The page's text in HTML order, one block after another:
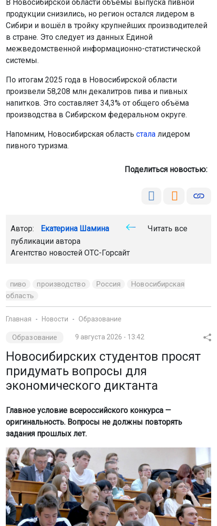
В Новосибирской области объёмы выпуска пивной
продукции снизились, но регион остался лидером в
Сибири и вошёл в тройку крупнейших производителей
в стране. Это следует из данных Единой
межведомственной информационно-статистической
системы.
По итогам 2025 года в Новосибирской области
произвели 58,208 млн декалитров пива и пивных
напитков. Это составляет 34,3% от общего объёма
производства в Сибирском федеральном округе.
Напомним, Новосибирская область стала лидером
пивного туризма.
Поделиться новостью:
Автор: Екатерина Шамина
Читать все
публикации автора
Агентство новостей ОТС-Горсайт
пиво производство Россия
Новосибирская
область
Главная Новости Образование
Образование 9 августа 2026 - 13:42
Новосибирских студентов просят
придумать вопросы для
экономического диктанта
Главное условие всероссийского конкурса —
оригинальность. Вопросы не должны повторять
задания прошлых лет.